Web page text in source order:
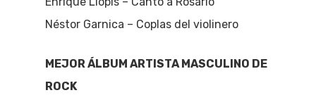
Néstor Garnica – Coplas del violinero
MEJOR ÁLBUM ARTISTA MASCULINO DE
ROCK